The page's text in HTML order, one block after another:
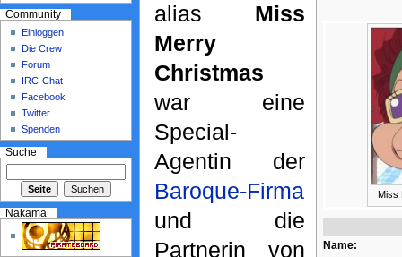
Miss
Name:
alias Miss
Merry
Christmas
war eine
Special-
Agentin der
Baroque-Firma
und die
Partnerin von
Community
Einloggen
Die Crew
Forum
IRC-Chat
Facebook
Twitter
Spenden
Suche
Nakama